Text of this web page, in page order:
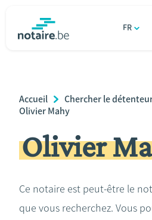
FR
Relations et vivre ensemble
Héritage et donations
Le notaire
Breadcrumb
Accueil
Chercher le
Olivier Mahy
Olivier
Ce notaire est peut-être le
que vous recherchez. Vous